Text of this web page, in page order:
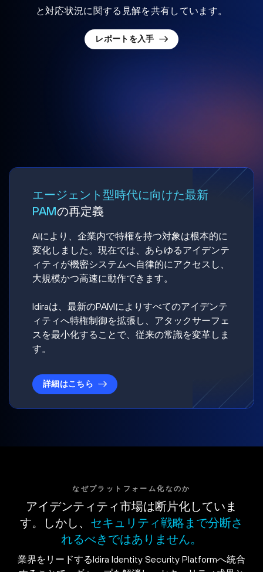
と対応状況に関する見解を共有しています。
レポートを入手
エージェント型時代に向けた最新
PAMの再定義
AIにより、企業内で特権を持つ対象は根本的に
変化しました。現在では、あらゆるアイデンテ
ィティが機密システムへ自律的にアクセスし、
大規模かつ高速に動作できます。
Idiraは、最新のPAMによりすべてのアイデンテ
ィティへ特権制御を拡張し、アタックサーフェ
スを最小化することで、従来の常識を変革しま
す。
詳細はこちら
なぜプラットフォーム化なのか
アイデンティティ市場は断片化していま
す。しかし、 セキュリティ戦略まで分断さ
れるべきではありません。
業界をリードするIdira Identity Security Platformへ統合